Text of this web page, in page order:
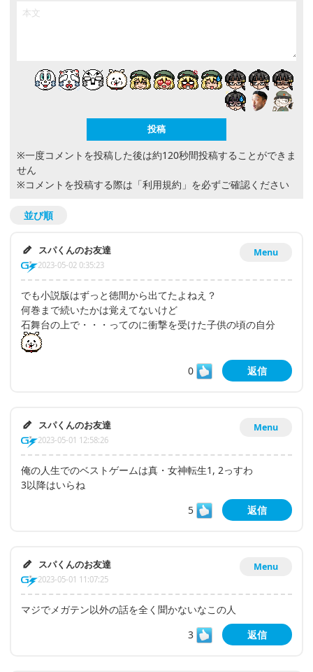
※一度コメントを投稿した後は約120秒間投稿することができま
せん
※コメントを投稿する際は 「利用規約」 を必ずご確認ください
並び順
Menu
スパくんのお友達
2023-05-02 0:35:23
でも小説版はずっと徳間から出てたよねえ？
何巻まで続いたかは覚えてないけど
石舞台の上で・・・ってのに衝撃を受けた子供の頃の自分
0 返信
Menu
スパくんのお友達
2023-05-01 12:58:26
俺の人生でのベストゲームは真・女神転生1, 2っすわ
3以降はいらね
5
返信
Menu
スパくんのお友達
2023-05-01 11:07:25
マジでメガテン以外の話を全く聞かないなこの人
3
返信